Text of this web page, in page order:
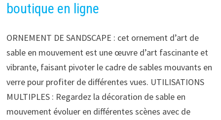
boutique en ligne
ORNEMENT DE SANDSCAPE : cet ornement d’art de
sable en mouvement est une œuvre d’art fascinante et
vibrante, faisant pivoter le cadre de sables mouvants en
verre pour profiter de différentes vues. UTILISATIONS
MULTIPLES : Regardez la décoration de sable en
mouvement évoluer en différentes scènes avec de